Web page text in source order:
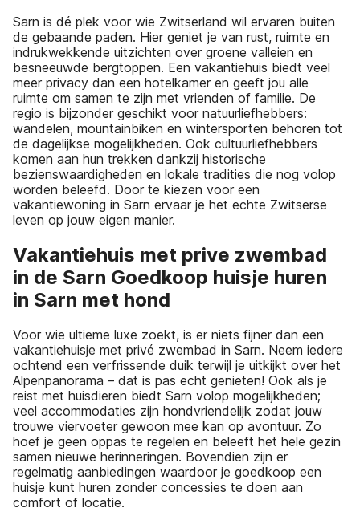
Sarn is dé plek voor wie Zwitserland wil ervaren buiten
de gebaande paden. Hier geniet je van rust, ruimte en
indrukwekkende uitzichten over groene valleien en
besneeuwde bergtoppen. Een vakantiehuis biedt veel
meer privacy dan een hotelkamer en geeft jou alle
ruimte om samen te zijn met vrienden of familie. De
regio is bijzonder geschikt voor natuurliefhebbers:
wandelen, mountainbiken en wintersporten behoren tot
de dagelijkse mogelijkheden. Ook cultuurliefhebbers
komen aan hun trekken dankzij historische
bezienswaardigheden en lokale tradities die nog volop
worden beleefd. Door te kiezen voor een
vakantiewoning in Sarn ervaar je het echte Zwitserse
leven op jouw eigen manier.
Vakantiehuis met prive zwembad
in de Sarn Goedkoop huisje huren
in Sarn met hond
Voor wie ultieme luxe zoekt, is er niets fijner dan een
vakantiehuisje met privé zwembad in Sarn. Neem iedere
ochtend een verfrissende duik terwijl je uitkijkt over het
Alpenpanorama – dat is pas echt genieten! Ook als je
reist met huisdieren biedt Sarn volop mogelijkheden;
veel accommodaties zijn hondvriendelijk zodat jouw
trouwe viervoeter gewoon mee kan op avontuur. Zo
hoef je geen oppas te regelen en beleeft het hele gezin
samen nieuwe herinneringen. Bovendien zijn er
regelmatig aanbiedingen waardoor je goedkoop een
huisje kunt huren zonder concessies te doen aan
comfort of locatie.